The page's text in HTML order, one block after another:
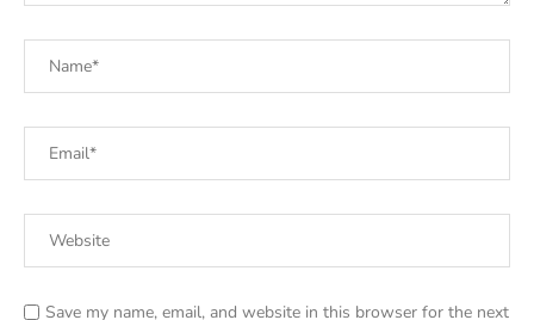
Save my name, email, and website in this browser for the next